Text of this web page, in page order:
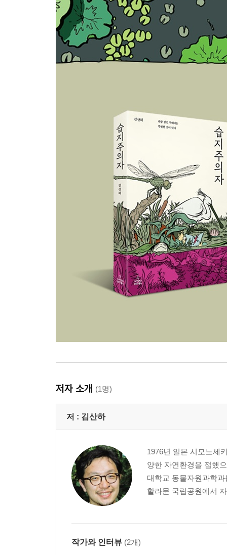
저자 소개 (1명)
저 : 김산하
1976년 일본 시모노세
양한 자연환경을 접했
대학교 동물자원과학
할라문 국립공원에서
작가와 인터뷰 (2개)